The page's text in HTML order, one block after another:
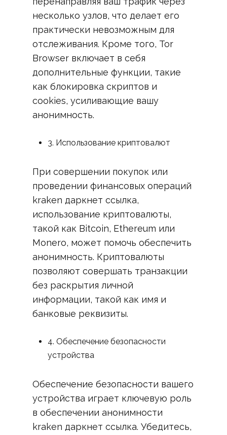
несколько узлов, что делает его
практически невозможным для
отслеживания. Кроме того, Tor
Browser включает в себя
дополнительные функции, такие
как блокировка скриптов и
cookies, усиливающие вашу
анонимность.
3. Использование криптовалют
При совершении покупок или
проведении финансовых операций
kraken даркнет ссылка,
использование криптовалюты,
такой как Bitcoin, Ethereum или
Monero, может помочь обеспечить
анонимность. Криптовалюты
позволяют совершать транзакции
без раскрытия личной
информации, такой как имя и
банковые реквизиты.
4. Обеспечение безопасности
устройства
Обеспечение безопасности вашего
устройства играет ключевую роль
в обеспечении анонимности
kraken даркнет ссылка. Убедитесь,